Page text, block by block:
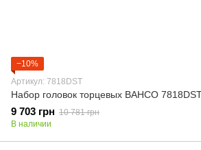
−10%
Артикул: 7818DST
Набор головок торцевых BAHCO
9 703 грн 10 781 грн
В наличии